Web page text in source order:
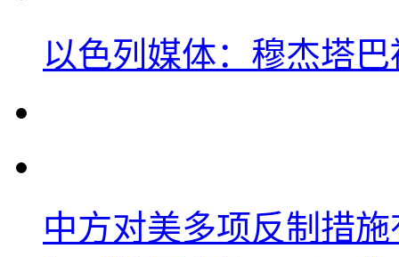
以色列媒体：穆杰塔
中方对美多项反制措